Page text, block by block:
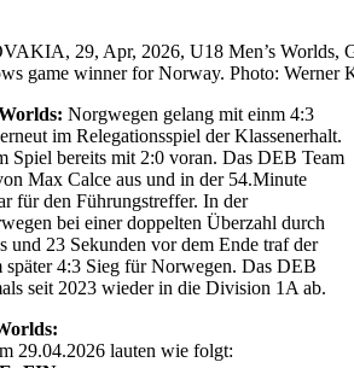
29, Apr, 2026, U18 Men’s Worlds,
game winner for Norway. Photo: Werner
Norgwegen gelang mit einm 4:3
im Relegationsspiel der Klassenerhalt.
Spiel bereits mit 2:0 voran. Das DEB Team
Max Calce aus und in der 54.Minute
für den Führungstreffer. In der
bei einer doppelten Überzahl durch
und 23 Sekunden vor dem Ende traf der
später 4:3 Sieg für Norwegen. Das DEB
seit 2023 wieder in die Division 1A ab.
29.04.2026 lauten wie folgt: